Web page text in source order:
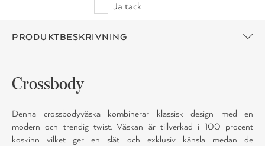
Ja tack
PRODUKTBESKRIVNING
Crossbody
Denna crossbodyväska kombinerar klassisk design med en
modern och trendig twist. Väskan är tillverkad i 100 procent
koskinn vilket ger en slät och exklusiv känsla medan de